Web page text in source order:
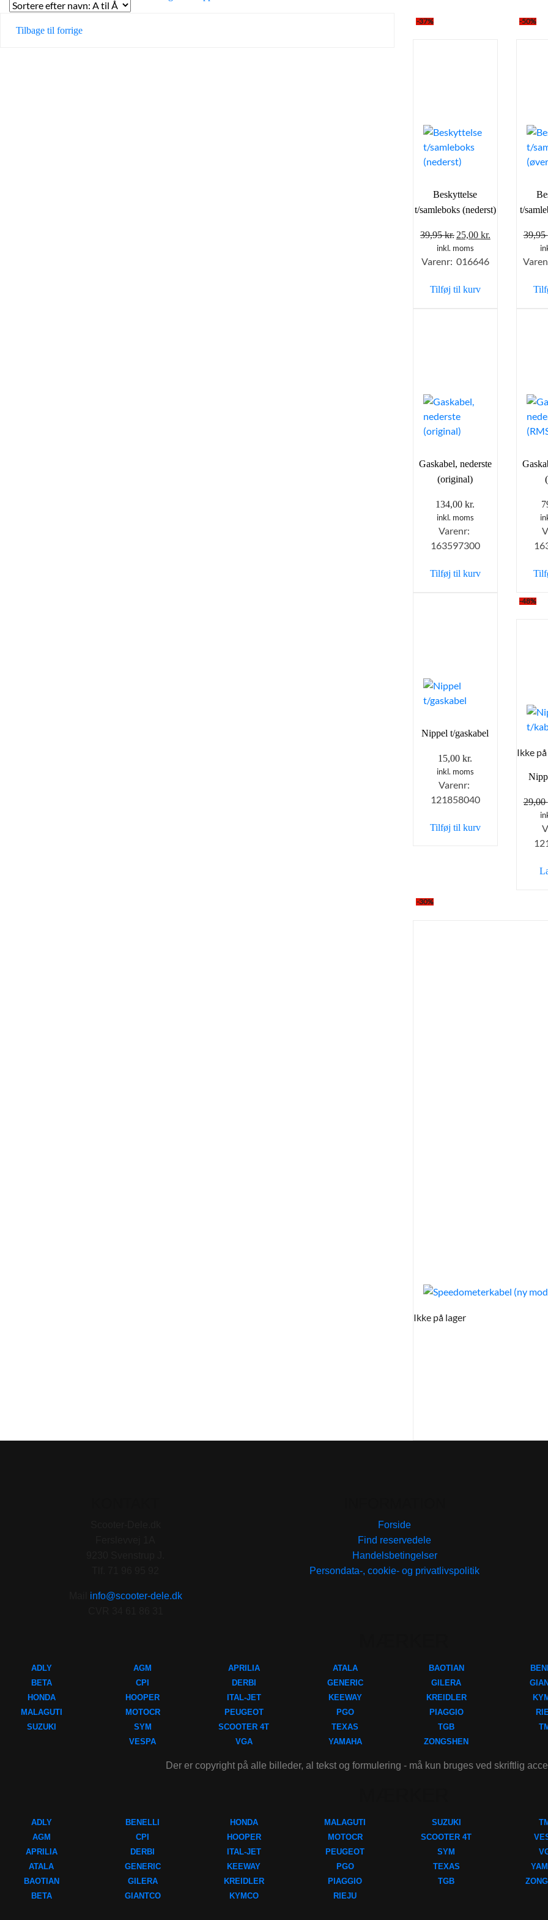
Tilbage til forrige
-37%
Beskyttelse
t/samleboks (nederst)
39,95kr. Den
oprindelige
pris
39,95 kr..
25,00 kr.
inkl. moms
Varenr: 016646
Tilføj til kurv
-50%
t/
39,95
Gaskabel, nederste
(original)
134,00kr.
inkl. moms
Varenr:
163597300
Tilføj til kurv
Nippel t/gaskabel
15,00kr.
inkl. moms
Varenr:
121858040
Tilføj til kurv
-48%
Ikke
29,00
-30%
Ikke på lager
info@scooter-dele.dk
Forside
Find reservedele
Handelsbetingelser
Persondata-, cookie- og privatlivspolitik
ADLY
BETA
HONDA
MALAGUTI
SUZUKI
AGM
CPI
HOOPER
MOTOCR
SYM
VESPA
APRILIA
DERBI
ITAL-JET
PEUGEOT
SCOOTER 4T
VGA
ATALA
GENERIC
KEEWAY
PGO
TEXAS
YAMAHA
BAOTIAN
GILERA
KREIDLER
PIAGGIO
TGB
ZONGSHEN
Der er copyright på alle billeder, al tekst og formulering - må kun bruges ved skriftlig
ADLY
AGM
APRILIA
ATALA
BAOTIAN
BETA
BENELLI
CPI
DERBI
GENERIC
GILERA
GIANTCO
HONDA
HOOPER
ITAL-JET
KEEWAY
KREIDLER
KYMCO
MALAGUTI
MOTOCR
PEUGEOT
PGO
PIAGGIO
RIEJU
SUZUKI
SCOOTER 4T
SYM
TEXAS
TGB